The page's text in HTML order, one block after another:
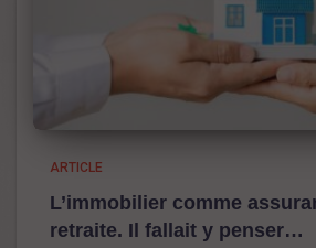
ARTICLE
L’immobilier comme
retraite. Il fallait y penser…